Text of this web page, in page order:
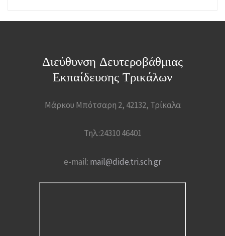
Διεύθυνση Δευτεροβάθμιας
Εκπαίδευσης Τρικάλων
Μάρκου Μπότσαρη 2, 42132, Τρίκαλα
Τηλ.:24310 46401
e-mail: mail@dide.tri.sch.gr